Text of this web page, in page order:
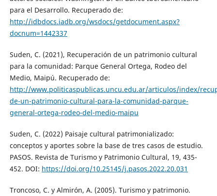
para el Desarrollo. Recuperado de:
http://idbdocs.iadb.org/wsdocs/getdocument.aspx?
docnum=1442337
Suden, C. (2021), Recuperación de un patrimonio cultural
para la comunidad: Parque General Ortega, Rodeo del
Medio, Maipú. Recuperado de:
http://www.politicaspublicas.uncu.edu.ar/articulos/index/
de-un-patrimonio-cultural-para-la-comunidad-parque-
general-ortega-rodeo-del-medio-maipu
Suden, C. (2022) Paisaje cultural patrimonializado:
conceptos y aportes sobre la base de tres casos de estudio.
PASOS. Revista de Turismo y Patrimonio Cultural, 19, 435-
452. DOI: https://doi.org/10.25145/j.pasos.2022.20.031
Troncoso, C. y Almirón, A. (2005). Turismo y patrimonio.